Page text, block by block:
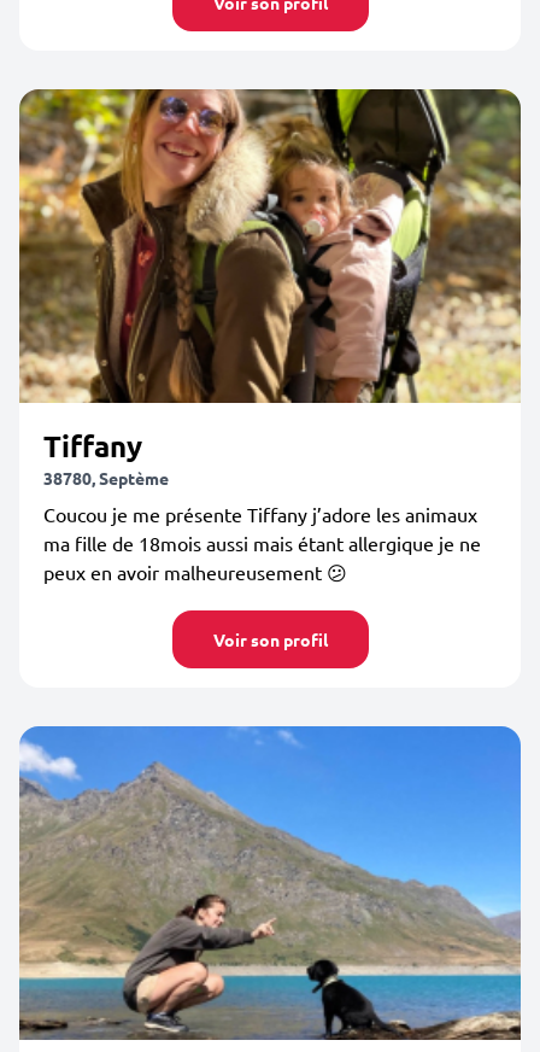
Tiffany
38780, Septème
Coucou je me présente Tiffany j’adore les animaux
ma fille de 18mois aussi mais étant allergique je ne
peux en avoir malheureusement 😕
Voir son profil